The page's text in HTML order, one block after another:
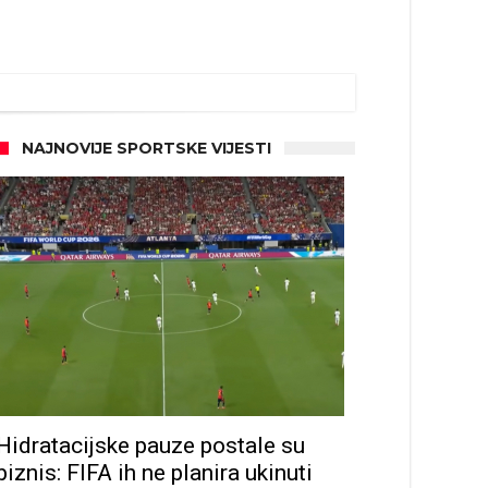
NAJNOVIJE SPORTSKE VIJESTI
pauze postale su
FIFA ih ne planira ukinuti